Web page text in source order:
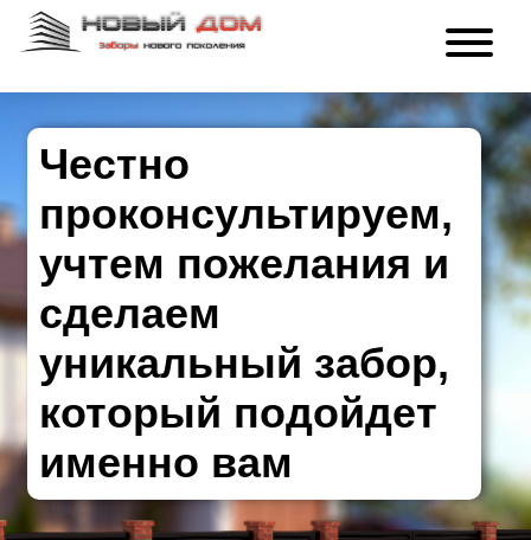
Честно
проконсультируем,
учтем пожелания и
сделаем
уникальный забор,
который подойдет
именно вам